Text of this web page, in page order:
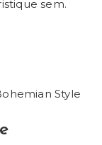
sem.